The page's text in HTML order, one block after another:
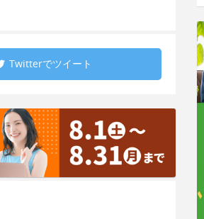
Twitterでツイート